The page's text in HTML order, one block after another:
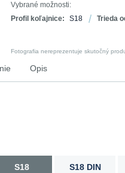
Vybrané možnosti:
Profil koľajnice:
S18 Trieda
Fotografia nereprezentuje skutočný
Opis
S18 S18 DIN